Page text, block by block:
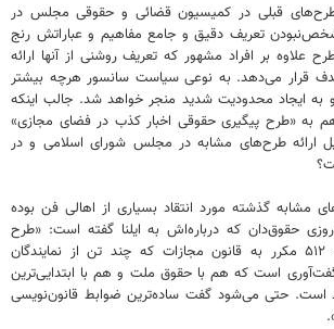
قبلی در کمیسیون قضائی و حقوقی مجلس در
تعریف دقیق و جامع مفاهیم و عباراتش رنج
علاوه بر افراد مشهور که تعریف روشنی از آنها ارائه
قرار می‌دهد. به نوعی سیاست سانسور هرچه بیشتر
به ایجاد محدودیت شدید منجر خواهد شد. جالب اینکه
به «طرح پیگیری حقوقی اخبار کذب در فضای مجازی»
ارائه طرح‌های مشابه در مجلس شورای اسلامی و در
مشابه گذشته مورد انتقاد بسیاری از اهالی فن بوده
حقوق‌دان که درباره‌اش به ایلنا گفته است: «طرح
الحاق یک ماده به ماده ۵۱۲ مکرر به قانون مجازات که چند تن از نمایندگان
است که هم با حقوق ملت و هم با ابتدایی‌ترین
است. حتی می‌شود گفت ساده‌ترین ضوابط قانون‌نویسی